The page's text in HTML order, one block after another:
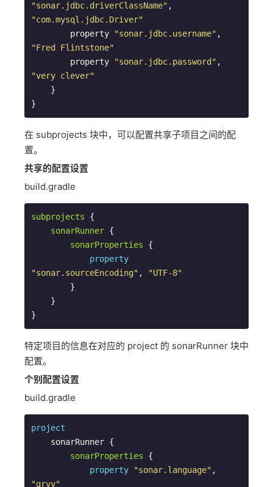
"sonar.jdbc.driverClassName"
"com.mysql.jdbc.Driver"
        property
"sonar.jdbc.username"
"Fred Flintstone"
        property
"sonar.jdbc.password"
"very clever"
}
在 subprojects 块中，可以配置共享子项目之间的配
置。
共享的配置设置
build.gradle
subprojects {
sonarRunner {
sonarProperties {
property
"sonar.sourceEncoding" ,
"UTF-8"
}
特定项目的信息在对应的 project 的 sonarRunner 块中
配置。
个别配置设置
build.gradle
project
sonarProperties {
property
"sonar.language"
"grvy"